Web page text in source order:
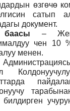
өзгөчө
сатып
документ.
баасы –
чен 10
менен.
Администрация